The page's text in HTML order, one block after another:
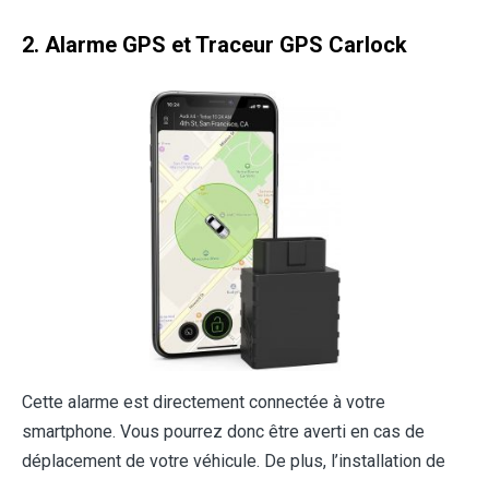
2. Alarme GPS et Traceur GPS Carlock
Cette alarme est directement connectée à votre
smartphone. Vous pourrez donc être averti en cas de
déplacement de votre véhicule. De plus, l’installation de